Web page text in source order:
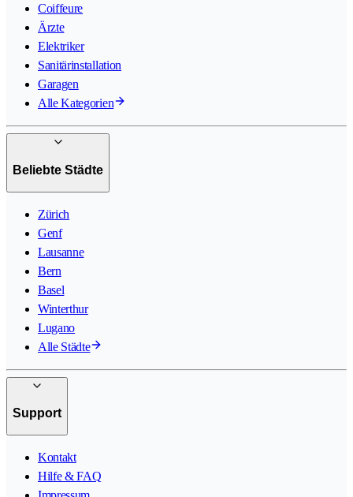
Coiffeure
Ärzte
Elektriker
Sanitärinstallation
Garagen
Alle Kategorien
Beliebte Städte
Zürich
Genf
Lausanne
Bern
Basel
Winterthur
Lugano
Alle Städte
Support
Kontakt
Hilfe & FAQ